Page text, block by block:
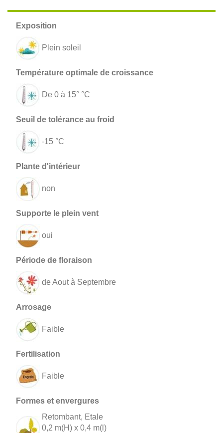
Plein soleil
De 0 à 15° °C
-15 °C
non
oui
de Aout à Septembre
Faible
Faible
Retombant, Etale
0,2 m(H) x 0,4 m(l)